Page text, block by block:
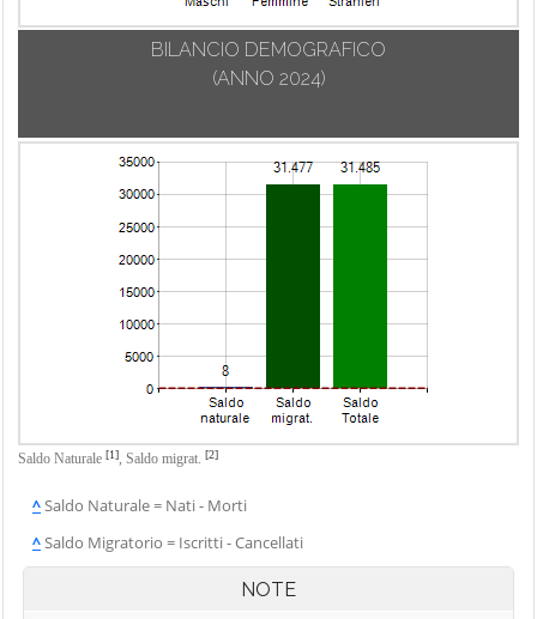
BILANCIO DEMOGRAFICO
(ANNO 2024)
Saldo Naturale [1], Saldo migrat. [2]
^Saldo Naturale = Nati - Morti
^Saldo Migratorio = Iscritti - Cancellati
NOTE